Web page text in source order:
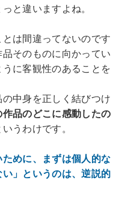
と違いますよね。
は間違ってないのです
そのものに向かってい
に客観性のあることを
中身を正しく結びつけ
作品のどこに感動したの
うわけです。
めに、まずは個人的な
」というのは、逆説的